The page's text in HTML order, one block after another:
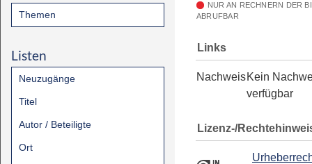
Themen
Listen
Neuzugänge
Titel
Autor / Beteiligte
Ort
NUR AN RECHNERN DER
ABRUFBAR
Links
NachweisKein
verfügbar
Lizenz-/